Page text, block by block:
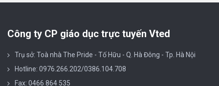
Công ty CP giáo dục trực tuyến Vted
Trụ sở: Toà nhà The Pride - Tố Hữu - Q. Hà Đông - Tp. Hà Nội
Hotline: 0976.266.202/0386.104.708
Fax: 0466 864 535